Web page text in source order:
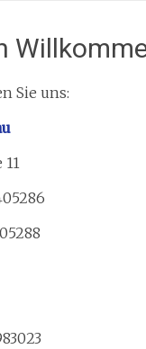
Sie uns:
11